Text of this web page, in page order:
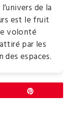
de la
est le fruit
volonté
par les
espaces.